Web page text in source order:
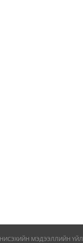
МЭДЭЭЛЛИЙН